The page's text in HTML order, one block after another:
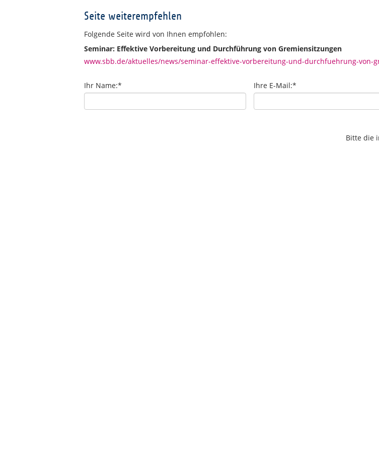
Seite weiterempfehlen
Folgende Seite wird von Ihnen empfohlen:
Seminar: Effektive Vorbereitung und Durchführung von Gremiensitzungen
www.sbb.de/aktuelles/news/seminar-effektive-vorbereitung-und-durchfuehrung-von-
Ihr Name:* Ihre E-Mail:*
Bitte die